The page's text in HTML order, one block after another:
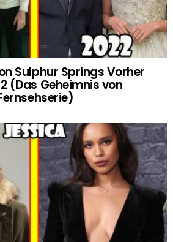
Sulphur Springs Vorher
(Das Geheimnis von